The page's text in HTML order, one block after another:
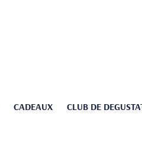
CADEAUX CLUB DE